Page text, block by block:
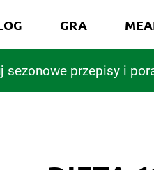
sezonowe przepisy i
GRA